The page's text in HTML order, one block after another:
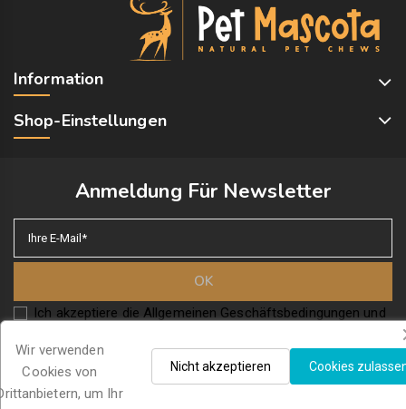
Information
Shop-Einstellungen
Anmeldung Für Newsletter
Ich akzeptiere die Allgemeinen Geschäftsbedingungen und
Wir verwenden
Cookies von
um Ihr
Cookies
Nicht akzeptieren